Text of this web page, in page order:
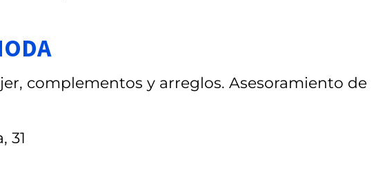
complementos y arreglos. Asesoramiento de
31